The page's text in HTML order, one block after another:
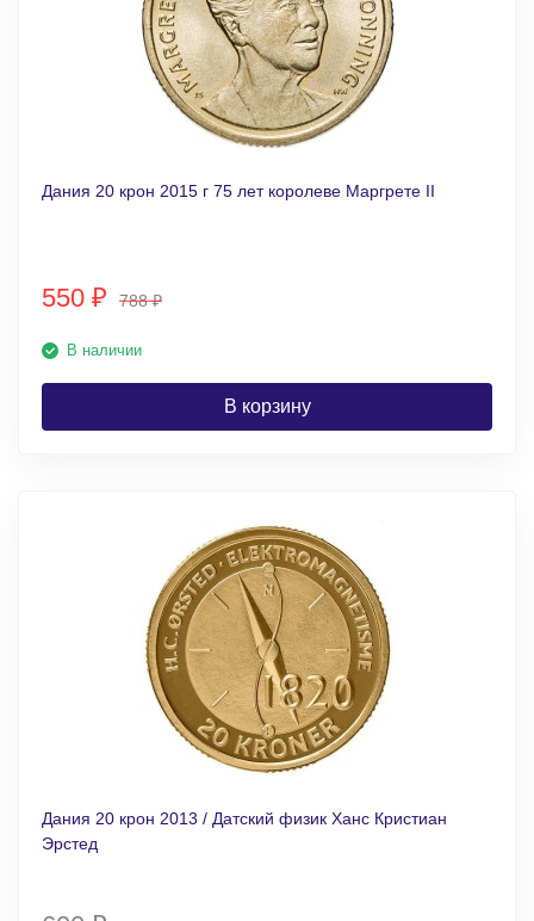
Дания 20 крон 2015 г 75 лет королеве Маргрете II
550 ₽ 788₽
В наличии
В корзину
Дания 20 крон 2013 / Датский физик Ханс Кристиан
Эрстед